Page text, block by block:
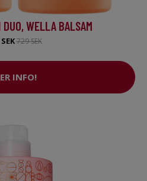
WELLA BALSAM
729 SEK
INFO!